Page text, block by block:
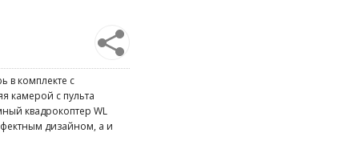
в комплекте с
камерой с пульта
квадрокоптер WL
дизайном, а и